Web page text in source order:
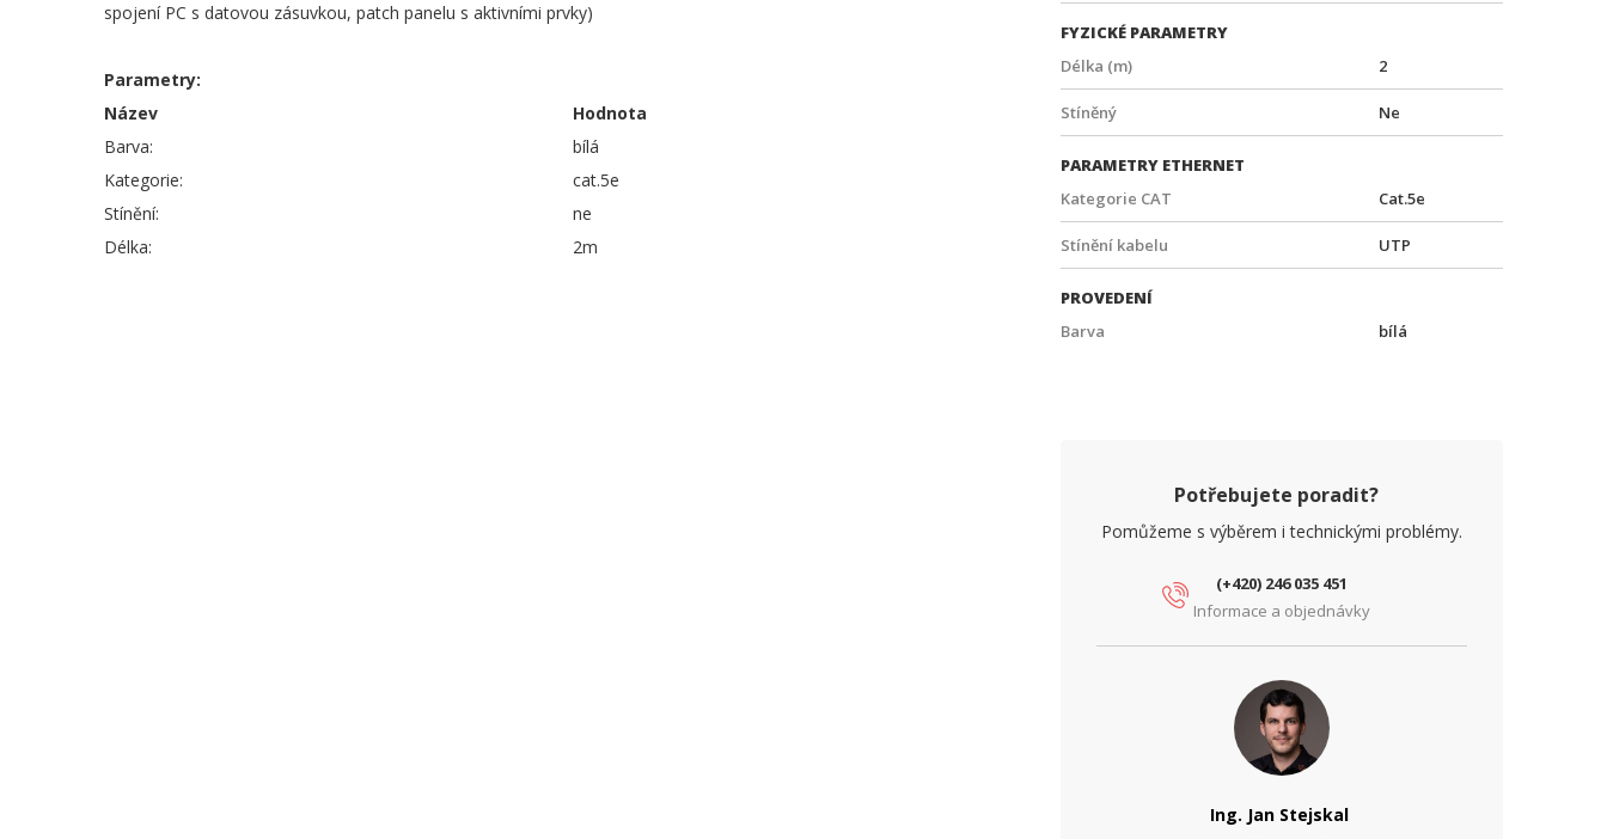
spojení PC s datovou zásuvkou, patch panelu s aktivními prvky)
Parametry:
Název
Hodnota
Barva:
bílá
Kategorie:
cat.5e
Stínění:
ne
Délka:
2m
FYZICKÉ PARAMETRY
Délka (m)
2
Stíněný Ne
PARAMETRY ETHERNET
Kategorie CAT
Cat.5e
Stínění kabelu UTP
PROVEDENÍ
Barva
bílá
Potřebujete poradit?
Pomůžeme s výběrem i technickými problémy.
(+420) 246 035 451
Informace a objednávky
Ing. Jan Stejskal